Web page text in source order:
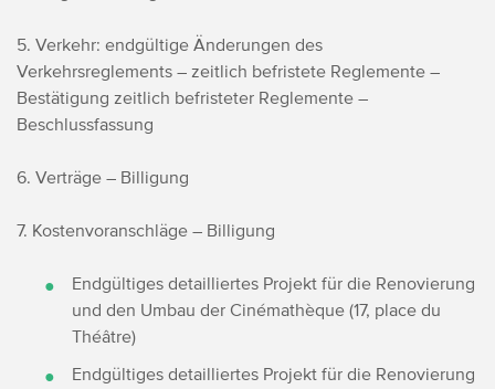
5. Verkehr: endgültige Änderungen des
Verkehrsreglements – zeitlich befristete Reglemente –
Bestätigung zeitlich befristeter Reglemente –
Beschlussfassung
6. Verträge – Billigung
7. Kostenvoranschläge – Billigung
Endgültiges detailliertes Projekt für die Renovierung
und den Umbau der Cinémathèque (17, place du
Théâtre)
Endgültiges detailliertes Projekt für die Renovierung